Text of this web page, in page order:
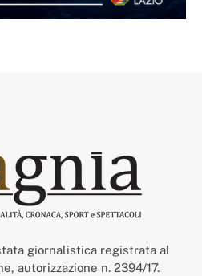
giornalistica registrata al
autorizzazione n. 2394/17.